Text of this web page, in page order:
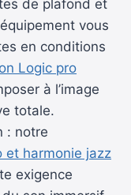
de plafond et
vous
en conditions
Logic pro
à l’image
totale.
: notre
et harmonie jazz
exigence